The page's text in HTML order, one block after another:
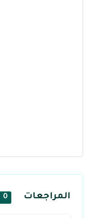
المراجعات 0